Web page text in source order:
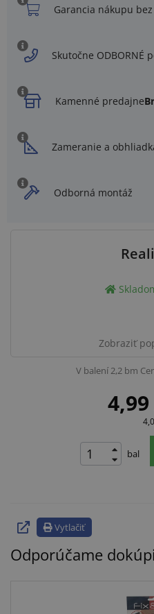
Garancia nákupu
Skutočne ODBORNÉ
Kamenné predajne
Zameranie a
Odborná montáž
Zobraziť
V balení 2,2 bm
4,99
bal
Vytlačiť
Odporúčame